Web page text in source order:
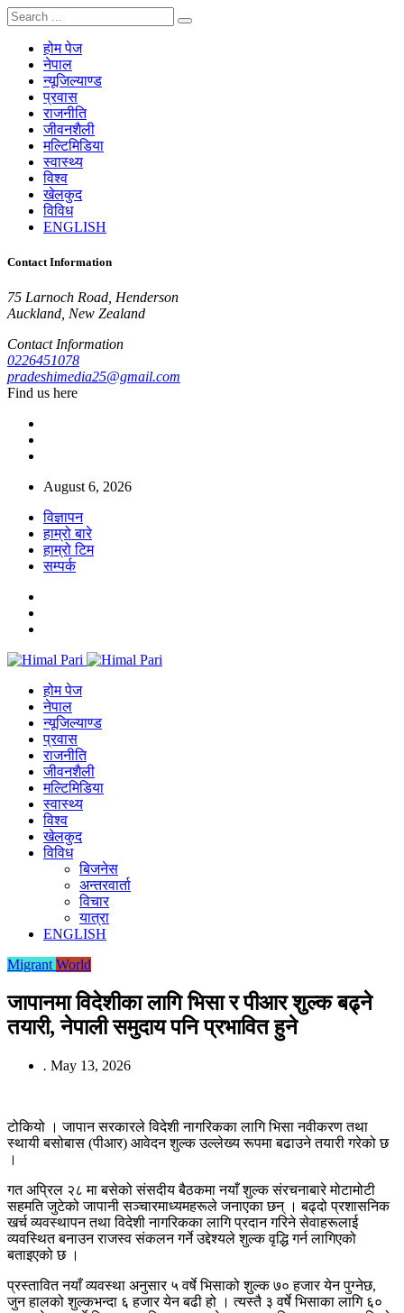
होम पेज
नेपाल
न्यूजिल्याण्ड
प्रवास
राजनीति
जीवनशैली
मल्टिमिडिया
स्वास्थ्य
विश्व
खेलकुद
विविध
ENGLISH
Contact Information
75 Larnoch Road, Henderson
Auckland, New Zealand
Contact Information
0226451078
pradeshimedia25@gmail.com
Find us here
August 6, 2026
विज्ञापन
हाम्रो बारे
हाम्रो टिम
सम्पर्क
होम पेज
नेपाल
न्यूजिल्याण्ड
प्रवास
राजनीति
जीवनशैली
मल्टिमिडिया
स्वास्थ्य
विश्व
खेलकुद
विविध
बिजनेस
अन्तरवार्ता
विचार
यात्रा
ENGLISH
Migrant World
जापानमा विदेशीका लागि भिसा र पीआर शुल्क बढ्ने
तयारी, नेपाली समुदाय पनि प्रभावित हुने
. May 13, 2026
टोकियो । जापान सरकारले विदेशी नागरिकका लागि भिसा नवीकरण तथा
स्थायी बसोबास (पीआर) आवेदन शुल्क उल्लेख्य रूपमा बढाउने तयारी गरेको छ
।
गत अप्रिल २८ मा बसेको संसदीय बैठकमा नयाँ शुल्क संरचनाबारे मोटामोटी
सहमति जुटेको जापानी सञ्चारमाध्यमहरूले जनाएका छन् । बढ्दो प्रशासनिक
खर्च व्यवस्थापन तथा विदेशी नागरिकका लागि प्रदान गरिने सेवाहरूलाई
व्यवस्थित बनाउन राजस्व संकलन गर्ने उद्देश्यले शुल्क वृद्धि गर्न लागिएको
बताइएको छ ।
प्रस्तावित नयाँ व्यवस्था अनुसार ५ वर्षे भिसाको शुल्क ७० हजार येन पुग्नेछ,
जुन हालको शुल्कभन्दा ६ हजार येन बढी हो । त्यस्तै ३ वर्षे भिसाका लागि ६०